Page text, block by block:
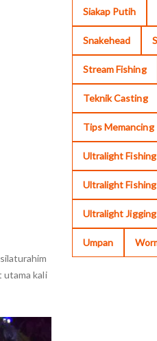
utama kali
Siakap Putih
Snakehead
Stream Fishing
Teknik Casting
Tips Memancing
Ultralight Fishing
Ultralight
Ultralight Jigging
Umpan